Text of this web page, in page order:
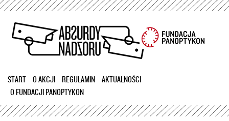
Przejdź
treści
START O AKCJI REGULAMIN
AKTUALNOŚCI
O FUNDACJI PANOPTYKON